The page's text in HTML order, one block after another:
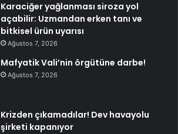
Karaciğer yağlanması siroza yol
açabilir: Uzmandan erken tanı ve
bitkisel ürün uyarısı
Ağustos 7, 2026
Mafyatik Vali’nin örgütüne darbe!
Ağustos 7, 2026
Krizden çıkamadılar! Dev havayolu
şirketi kapanıyor